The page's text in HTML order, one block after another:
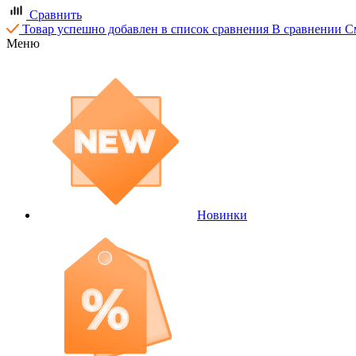
Сравнить
Товар успешно добавлен в список сравнения В сравнении
Меню
Новинки